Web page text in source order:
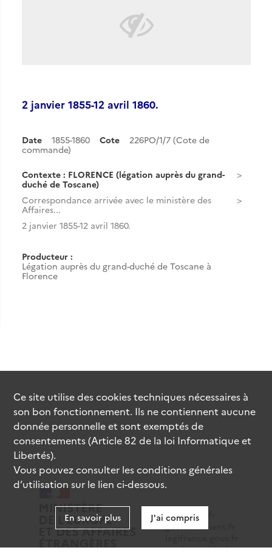
2 janvier 1855-12 avril 1860.
Date 1855-1860 Cote
226PO/1/7 (Cote de
commande)
Contexte : FLORENCE (légation auprès du grand-
duché de Toscane)
Correspondance arrivée avec le ministère des
Affaires...
2 janvier 1855-12 avril 1860.
Producteur :
Légation auprès du grand-duché de Toscane à
Florence
data.gouv.fr
gouvernement.fr
service-public.fr
Ce site utilise descookiestechniques nécessaires à
son bon fonctionnement. Ils ne contiennent aucune
donnée personnelle et sont exemptés de
consentements (Article 82 de la loi Informatique et
Libertés).
Vous pouvez consulter les conditions générales
d’utilisation sur le lien ci-dessous.
En savoir plus J'ai compris